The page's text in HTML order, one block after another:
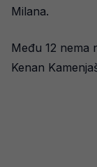
Milana.
Među 12 nema
Kenan